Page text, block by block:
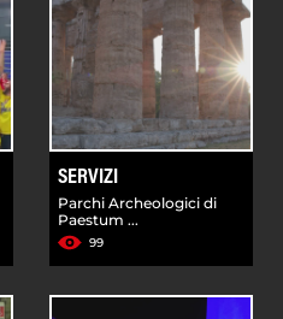
SERVIZI
Parchi Archeologici di
Paestum ...
99